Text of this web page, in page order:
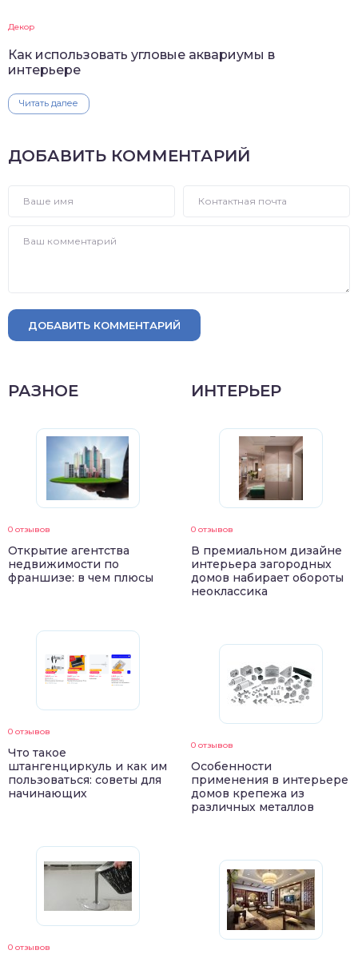
Декор
Как использовать угловые аквариумы в
интерьере
Читать далее
ДОБАВИТЬ КОММЕНТАРИЙ
ДОБАВИТЬ КОММЕНТАРИЙ
РАЗНОЕ
0 отзывов
Открытие агентства
недвижимости по
франшизе: в чем плюсы
0 отзывов
Что такое
штангенциркуль и как им
пользоваться: советы для
начинающих
0 отзывов
ИНТЕРЬЕР
0 отзывов
В премиальном дизайне
интерьера загородных
домов набирает обороты
неоклассика
0 отзывов
Особенности
применения в интерьере
домов крепежа из
различных металлов